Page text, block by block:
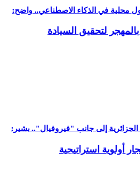
محلية في الذكاء الاصطناعي.. واضح:
بالمهجر لتحقيق السيادة
الجزائرية إلى جانب "فيروفيال".. بشير:
أولوية استراتيجية